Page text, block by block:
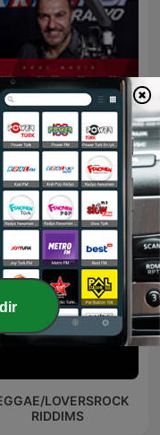
Bay J
LOVERSROCK
RIDDIMS